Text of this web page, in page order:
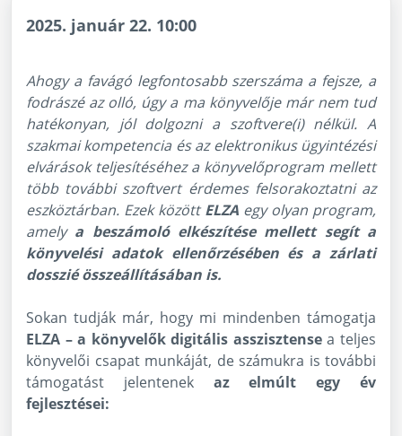
2025. január 22. 10:00
Ahogy a favágó legfontosabb szerszáma a fejsze, a
fodrászé az olló, úgy a ma könyvelője már nem tud
hatékonyan, jól dolgozni a szoftvere(i) nélkül. A
szakmai kompetencia és az elektronikus ügyintézési
elvárások teljesítéséhez a könyvelőprogram mellett
több további szoftvert érdemes felsorakoztatni az
eszköztárban. Ezek közöttELZA egy olyan program,
amely a beszámoló elkészítése mellett segít a
könyvelési adatok ellenőrzésében és a zárlati
dosszié összeállításában is.
Sokan tudják már, hogy mi mindenben támogatja
ELZA – a könyvelők digitális asszisztensea teljes
könyvelői csapat munkáját, de számukra is további
támogatást jelentenek az elmúlt egy év
fejlesztései: